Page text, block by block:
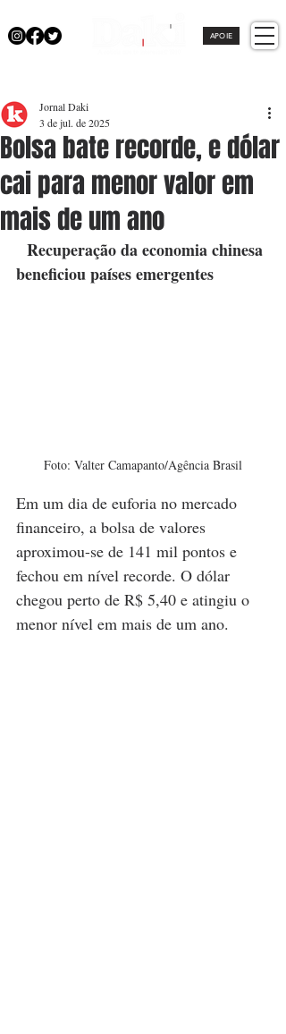
APOIE
Bolsa bate recorde, e dólar
cai para menor valor em
mais de um ano
Jornal Daki
3 de jul. de 2025
Recuperação da economia chinesa
beneficiou países emergentes
Foto: Valter Camapanto/Agência Brasil
Em um dia de euforia no mercado
financeiro, a bolsa de valores
aproximou-se de 141 mil pontos e
fechou em nível recorde. O dólar
chegou perto de R$ 5,40 e atingiu o
menor nível em mais de um ano.